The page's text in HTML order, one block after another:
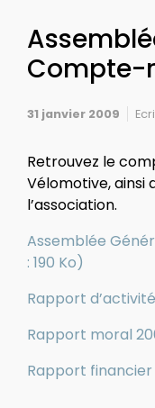
Compte-
31 janvier 2009
Retrouvez le
Vélomotive, ainsi
l’association.
Assemblée
: 190 Ko)
Rapport
Rapport moral
Rapport financier